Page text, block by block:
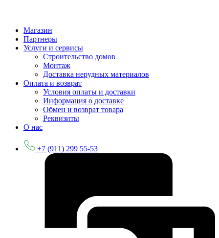
Магазин
Партнеры
Услуги и сервисы
Строительство домов
Монтаж
Доставка нерудных материалов
Оплата и возврат
Условия оплаты и доставки
Информация о доставке
Обмен и возврат товара
Реквизиты
О нас
+7 (911) 299 55-53